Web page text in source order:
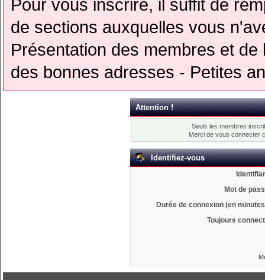
Pour vous inscrire, il suffit de
de sections auxquelles vous
Présentation des membres et
des bonnes adresses - Petites
Attention !
Seuls les membres
Merci de vous connecter
Identifiez-vous
Mot de
Durée de connexion (en
Toujours